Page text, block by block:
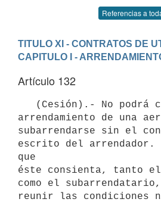
Referencias a
TITULO XI - CONTRATOS DE
CAPITULO I -
Artículo 132
arrendamiento de una
subarrendarse sin el
escrito del arrendador.
que
éste consienta, tanto
como el
reunir las condiciones